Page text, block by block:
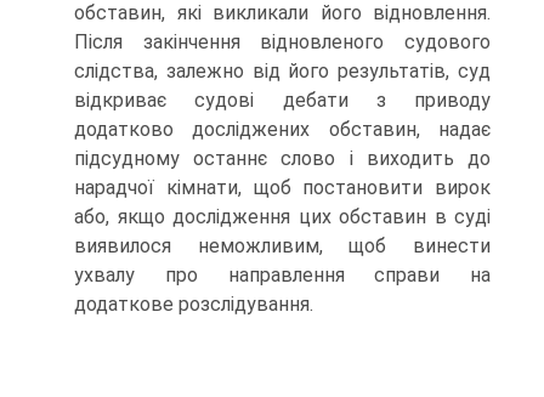
обставин, які викликали його відновлення.
Після закінчення відновленого судового
слідства, залежно від його результатів, суд
відкриває судові дебати з приводу
додатково досліджених обставин, надає
підсудному останнє слово і виходить до
нарадчої кімнати, щоб постановити вирок
або, якщо дослідження цих обставин в суді
виявилося неможливим, щоб винести
ухвалу про направлення справи на
додаткове розслідування.